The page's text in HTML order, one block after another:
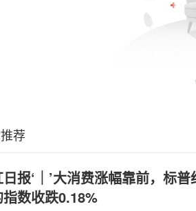
荐
报‘｜’大消费涨幅靠前，标
数收跌0.18%